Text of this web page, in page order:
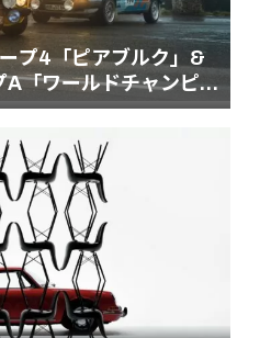
プ4「ピアブルク」&
A「ワールドチャンピ